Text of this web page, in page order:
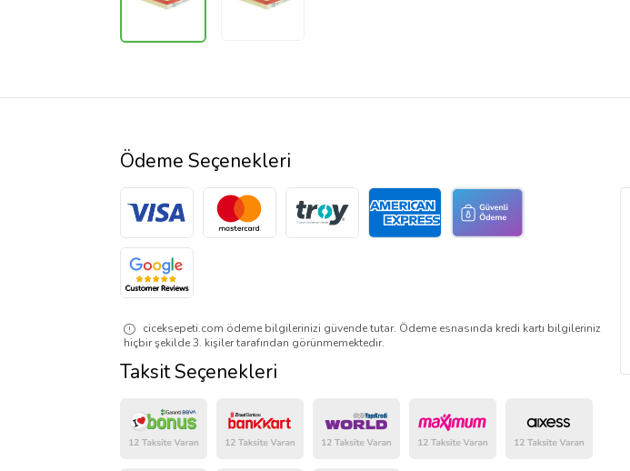
Ödeme Seçenekleri
ciceksepeti.com ödeme bilgilerinizi güvende tutar. Ödeme esnasında kredi kartı bilgileriniz
hiçbir şekilde 3. kişiler tarafından görünmemektedir.
Taksit Seçenekleri